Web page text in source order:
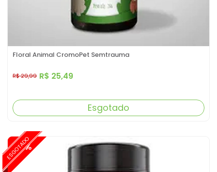
Floral Animal CromoPet Semtrauma
R$ 25,49
R$ 29,99
Esgotado
ESGOTADO
-15%